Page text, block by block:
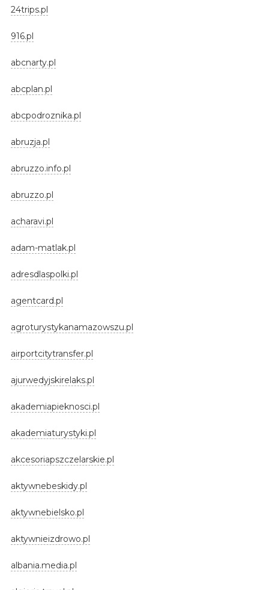
24trips.pl
916.pl
abcnarty.pl
abcplan.pl
abcpodroznika.pl
abruzja.pl
abruzzo.info.pl
abruzzo.pl
acharavi.pl
adam-matlak.pl
adresdlaspolki.pl
agentcard.pl
agroturystykanamazowszu.pl
airportcitytransfer.pl
ajurwedyjskirelaks.pl
akademiapieknosci.pl
akademiaturystyki.pl
akcesoriapszczelarskie.pl
aktywnebeskidy.pl
aktywnebielsko.pl
aktywnieizdrowo.pl
albania.media.pl